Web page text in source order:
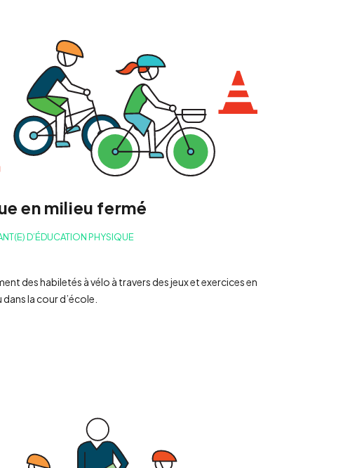
en milieu fermé
D’ÉDUCATION PHYSIQUE
des habiletés à vélo à travers des jeux et exercices en
la cour d’école.